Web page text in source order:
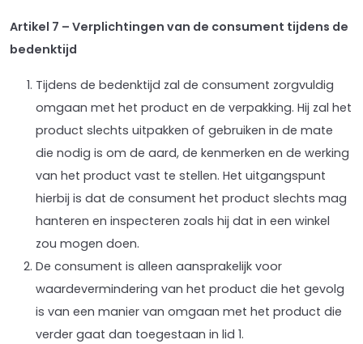
Artikel 7 – Verplichtingen van de consument tijdens de
bedenktijd
Tijdens de bedenktijd zal de consument zorgvuldig
omgaan met het product en de verpakking. Hij zal het
product slechts uitpakken of gebruiken in de mate
die nodig is om de aard, de kenmerken en de werking
van het product vast te stellen. Het uitgangspunt
hierbij is dat de consument het product slechts mag
hanteren en inspecteren zoals hij dat in een winkel
zou mogen doen.
De consument is alleen aansprakelijk voor
waardevermindering van het product die het gevolg
is van een manier van omgaan met het product die
verder gaat dan toegestaan in lid 1.